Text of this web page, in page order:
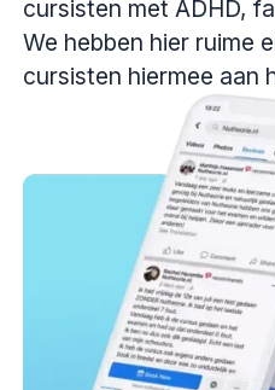
cursisten met ADHD,
We hebben hier ruime
cursisten hiermee aan